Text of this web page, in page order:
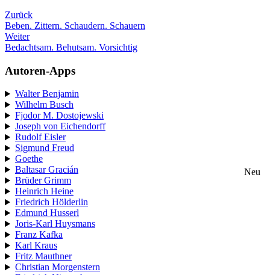
Zurück
Beben. Zittern. Schaudern. Schauern
Weiter
Bedachtsam. Behutsam. Vorsichtig
Autoren-Apps
Walter Benjamin
Wilhelm Busch
Fjodor M. Dostojewski
Joseph von Eichendorff
Rudolf Eisler
Sigmund Freud
Goethe
Baltasar Gracián
Neu
Brüder Grimm
Heinrich Heine
Friedrich Hölderlin
Edmund Husserl
Joris-Karl Huysmans
Franz Kafka
Karl Kraus
Fritz Mauthner
Christian Morgenstern